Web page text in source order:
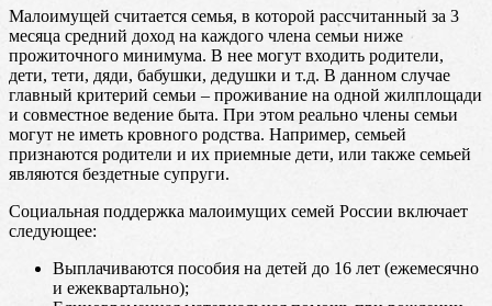
Малоимущей считается семья, в которой рассчитанный за 3
месяца средний доход на каждого члена семьи ниже
прожиточного минимума. В нее могут входить родители,
дети, тети, дяди, бабушки, дедушки и т.д. В данном случае
главный критерий семьи – проживание на одной жилплощади
и совместное ведение быта. При этом реально члены семьи
могут не иметь кровного родства. Например, семьей
признаются родители и их приемные дети, или также семьей
являются бездетные супруги.
Социальная поддержка малоимущих семей России включает
следующее:
Выплачиваются пособия на детей до 16 лет (ежемесячно
и ежеквартально);